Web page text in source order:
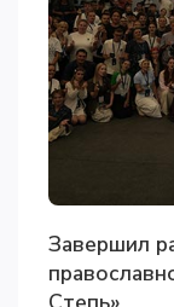
Завершил